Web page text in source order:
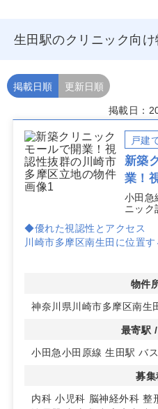
階に加え、視認性とサイン導
ントの業種親和性で補えま
患時の待合オペレーション
みたいポイントです。
生田駅でクリニックの物件を
載外の情報も含めて個別の診
内します。具体的な科目や想
ければ、最適な物件の比較
生田駅のクリニック向
掲載日順 更新日順
掲載日：
戸建
新築
業！
区立
小田急
ニック
◆優れた視認性とアクセス
川崎市多摩区南生田に位置
は、地域の生活道路沿いに
◆医療連携と柔軟な設計
聖マリアンナ医科大学病院
ーのご意見を反映した設計
◆充実の設備と駐車場
物件
神奈川県川崎市多摩区南生
最寄駅
小田急小田原線 生田駅 バ
募集
内科 小児科 脳神経外科 整